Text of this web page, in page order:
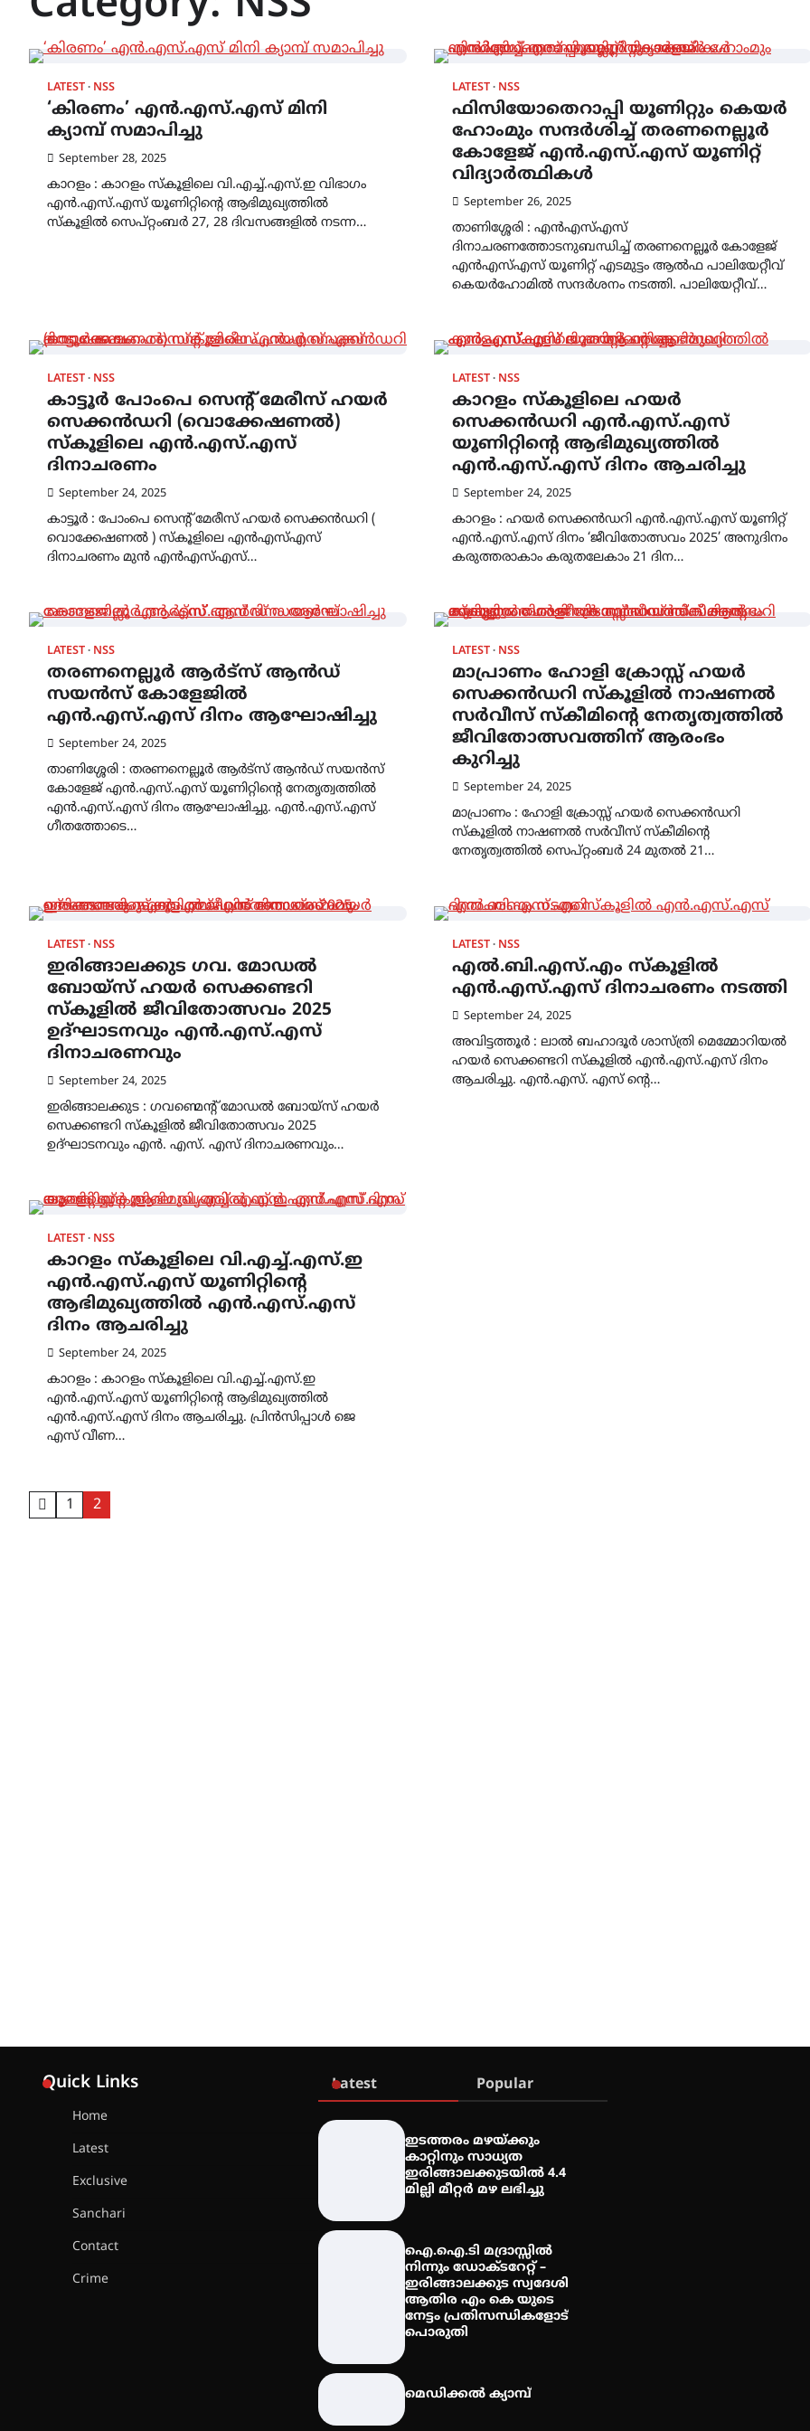
LATEST NSS
‘കിരണം’ എൻ.എസ്.എസ് മിനി
ക്യാമ്പ് സമാപിച്ചു
September 28, 2025
കാറളം : കാറളം സ്കൂളിലെ വി.എച്ച്.എസ്.ഇ വിഭാഗം
എൻ.എസ്.എസ് യൂണിറ്റിന്റെ ആഭിമുഖ്യത്തിൽ
സ്കൂളിൽ സെപ്റ്റംബർ 27, 28 ദിവസങ്ങളിൽ നടന്ന…
LATEST NSS
ഫിസിയോതെറാപ്പി യൂണിറ്റും കെയർ
ഹോംമും സന്ദർശിച്ച് തരണനെല്ലൂർ
കോളേജ് എൻ.എസ്.എസ് യൂണിറ്റ്
വിദ്യാർത്ഥികൾ
September 26, 2025
താണിശ്ശേരി : എൻഎസ്എസ്
ദിനാചരണത്തോടനുബന്ധിച്ച് തരണനെല്ലൂർ കോളേജ്
എൻഎസ്എസ് യൂണിറ്റ് എടമുട്ടം ആൽഫ പാലിയേറ്റീവ്
കെയർഹോമിൽ സന്ദർശനം നടത്തി. പാലിയേറ്റീവ്…
LATEST NSS
കാട്ടൂർ പോംപെ സെന്റ് മേരീസ് ഹയർ
സെക്കൻഡറി (വൊക്കേഷണൽ)
സ്കൂളിലെ എൻ.എസ്.എസ്
ദിനാചരണം
September 24, 2025
കാട്ടൂർ : പോംപെ സെന്റ് മേരീസ് ഹയർ സെക്കൻഡറി (
വൊക്കേഷണൽ ) സ്കൂളിലെ എൻഎസ്എസ്
ദിനാചരണം മുൻ എൻഎസ്എസ്…
LATEST NSS
കാറളം സ്കൂളിലെ ഹയർ
സെക്കൻഡറി എൻ.എസ്.എസ്
യൂണിറ്റിന്റെ ആഭിമുഖ്യത്തിൽ
എൻ.എസ്.എസ് ദിനം ആചരിച്ചു
September 24, 2025
കാറളം : ഹയർ സെക്കൻഡറി എൻ.എസ്.എസ് യൂണിറ്റ്
എൻ.എസ്.എസ് ദിനം ‘ജീവിതോത്സവം 2025’ അനുദിനം
കരുത്തരാകാം കരുതലേകാം 21 ദിന…
LATEST NSS
തരണനെല്ലൂർ ആർട്സ് ആൻഡ്
സയൻസ് കോളേജിൽ
എൻ.എസ്.എസ് ദിനം ആഘോഷിച്ചു
September 24, 2025
താണിശ്ശേരി : തരണനെല്ലൂർ ആർട്സ് ആൻഡ് സയൻസ്
കോളേജ് എൻ.എസ്.എസ് യൂണിറ്റിന്റെ നേതൃത്വത്തിൽ
എൻ.എസ്.എസ് ദിനം ആഘോഷിച്ചു. എൻ.എസ്.എസ്
ഗീതത്തോടെ…
LATEST NSS
മാപ്രാണം ഹോളി ക്രോസ്സ് ഹയർ
സെക്കൻഡറി സ്കൂളിൽ നാഷണൽ
സർവീസ് സ്കീമിന്റെ നേതൃത്വത്തിൽ
ജീവിതോത്സവത്തിന് ആരംഭം
കുറിച്ചു
September 24, 2025
മാപ്രാണം : ഹോളി ക്രോസ്സ് ഹയർ സെക്കൻഡറി
സ്കൂളിൽ നാഷണൽ സർവീസ് സ്കീമിന്റെ
നേതൃത്വത്തിൽ സെപ്റ്റംബർ 24 മുതൽ 21…
LATEST NSS
ഇരിങ്ങാലക്കുട ഗവ. മോഡൽ
ബോയ്സ് ഹയർ സെക്കണ്ടറി
സ്കൂളിൽ ജീവിതോത്സവം 2025
ഉദ്ഘാടനവും എൻ.എസ്.എസ്
ദിനാചരണവും
September 24, 2025
ഇരിങ്ങാലക്കുട : ഗവണ്മെന്റ് മോഡൽ ബോയ്സ് ഹയർ
സെക്കണ്ടറി സ്കൂളിൽ ജീവിതോത്സവം 2025
ഉദ്ഘാടനവും എൻ. എസ്. എസ് ദിനാചരണവും…
LATEST NSS
എൽ.ബി.എസ്.എം സ്കൂളിൽ
എൻ.എസ്.എസ് ദിനാചരണം നടത്തി
September 24, 2025
അവിട്ടത്തൂർ : ലാൽ ബഹാദൂർ ശാസ്ത്രി മെമ്മോറിയൽ
ഹയർ സെക്കണ്ടറി സ്കൂളിൽ എൻ.എസ്.എസ് ദിനം
ആചരിച്ചു. എൻ.എസ്. എസ് ൻ്റെ…
LATEST NSS
കാറളം സ്കൂളിലെ വി.എച്ച്.എസ്.ഇ
എൻ.എസ്.എസ് യൂണിറ്റിന്റെ
ആഭിമുഖ്യത്തിൽ എൻ.എസ്.എസ്
ദിനം ആചരിച്ചു
September 24, 2025
കാറളം : കാറളം സ്കൂളിലെ വി.എച്ച്.എസ്.ഇ
എൻ.എസ്.എസ് യൂണിറ്റിന്റെ ആഭിമുഖ്യത്തിൽ
എൻ.എസ്.എസ് ദിനം ആചരിച്ചു. പ്രിൻസിപ്പാൾ ജെ
എസ് വീണ…
Posts
1 2
Quick Links
Home
Latest
Exclusive
Sanchari
Contact
Crime
Latest Popular
ഇടത്തരം മഴയ്ക്കും
കാറ്റിനും സാധ്യത
ഇരിങ്ങാലക്കുടയിൽ 4.4
മില്ലി മീറ്റർ മഴ ലഭിച്ചു
ഐ.ഐ.ടി മദ്രാസ്സിൽ
നിന്നും ഡോക്ടറേറ്റ് –
ഇരിങ്ങാലക്കുട സ്വദേശി
ആതിര എം കെ യുടെ
നേട്ടം പ്രതിസന്ധികളോട്
പൊരുതി
മെഡിക്കൽ ക്യാമ്പ്